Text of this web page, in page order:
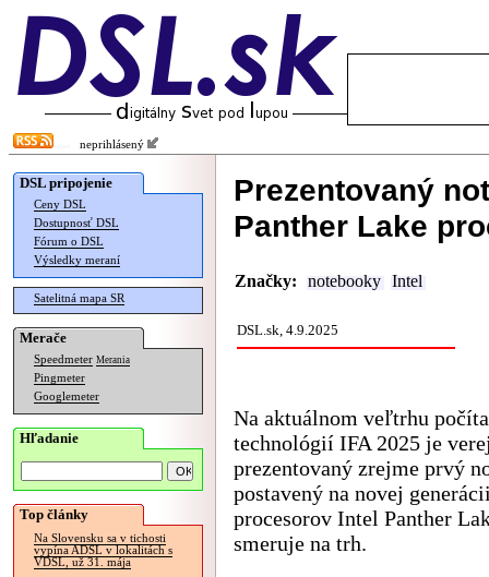
neprihlásený
DSL pripojenie
Ceny DSL
Dostupnosť DSL
Fórum o DSL
Výsledky meraní
Satelitná mapa SR
Merače
Speedmeter Merania
Pingmeter
Googlemeter
Hľadanie
Top články
Na Slovensku sa v tichosti
vypína ADSL v lokalitách s
VDSL, už 31. mája
Prezentovaný
Panther Lake
Značky: notebooky Intel
DSL.sk, 4.9.2025
Na aktuálnom veľtrhu
technológií IFA 2025 je
prezentovaný zrejme prvý
postavený na novej
procesorov Intel Panther
smeruje na trh.